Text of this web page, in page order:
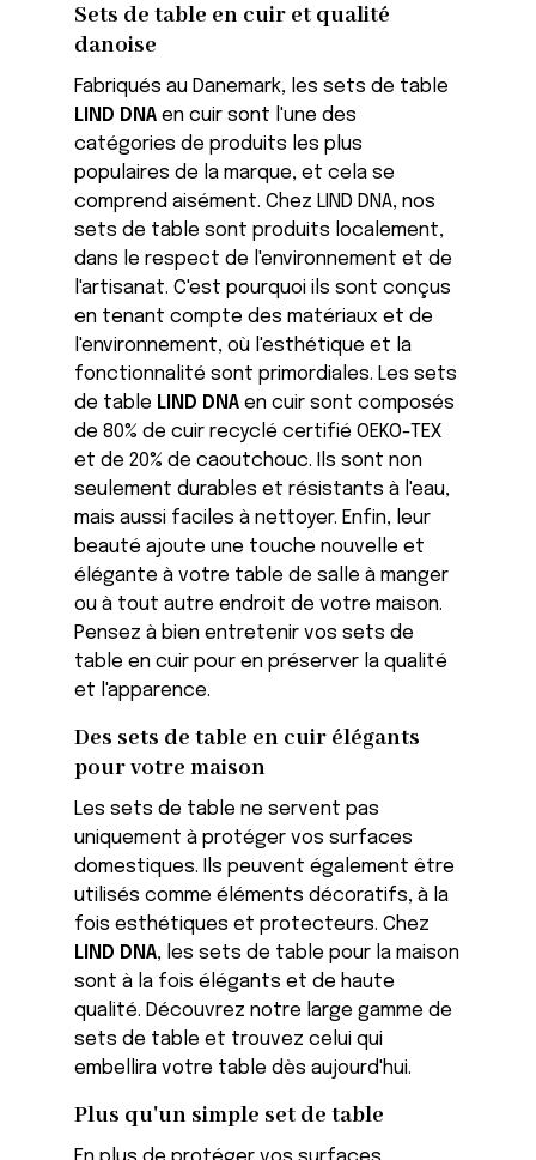
4)
Sets de table en cuir et qualité
danoise
Fabriqués au Danemark, les sets de table
LIND DNA en cuir sont l'une des
catégories de produits les plus
populaires de la marque, et cela se
comprend aisément. Chez LIND DNA, nos
sets de table sont produits localement,
dans le respect de l'environnement et de
l'artisanat. C'est pourquoi ils sont conçus
en tenant compte des matériaux et de
l'environnement, où l'esthétique et la
fonctionnalité sont primordiales. Les sets
de table LIND DNA en cuir sont composés
de 80% de cuir recyclé certifié OEKO-TEX
et de 20% de caoutchouc. Ils sont non
seulement durables et résistants à l'eau,
mais aussi faciles à nettoyer. Enfin, leur
beauté ajoute une touche nouvelle et
élégante à votre table de salle à manger
ou à tout autre endroit de votre maison.
Pensez à bien entretenir vos sets de
table en cuir pour en préserver la qualité
et l'apparence.
Des sets de table en cuir élégants
pour votre maison
Les sets de table ne servent pas
uniquement à protéger vos surfaces
domestiques. Ils peuvent également être
utilisés comme éléments décoratifs, à la
fois esthétiques et protecteurs. Chez
LIND DNA, les sets de table pour la maison
sont à la fois élégants et de haute
qualité. Découvrez notre large gamme de
sets de table et trouvez celui qui
embellira votre table dès aujourd'hui.
Plus qu'un simple set de table